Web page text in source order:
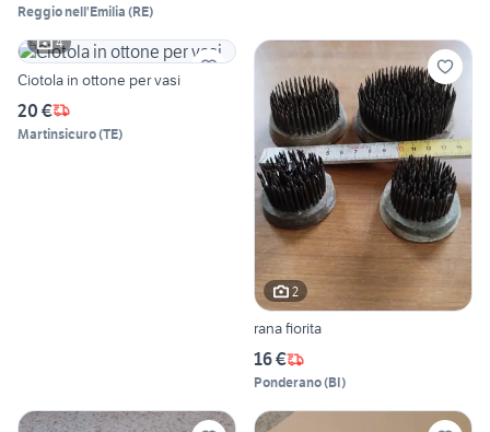
Reggio nell'Emilia (RE)
4
Ciotola in ottone per vasi
20 €
Martinsicuro(TE)
2
rana fiorita
16 €
Ponderano(BI)